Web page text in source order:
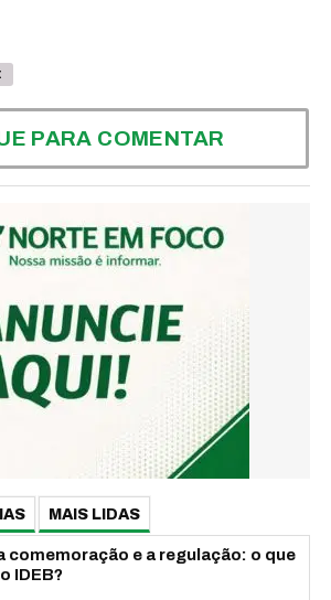
PARA COMENTAR
MAIS LIDAS
comemoração e a regulação: o que
IDEB?